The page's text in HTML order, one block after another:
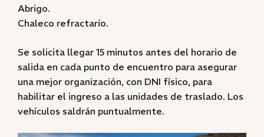
Abrigo.
Chaleco refractario.
Se solicita llegar 15 minutos antes del horario de
salida en cada punto de encuentro para asegurar
una mejor organización, con DNI físico, para
habilitar el ingreso a las unidades de traslado. Los
vehículos saldrán puntualmente.